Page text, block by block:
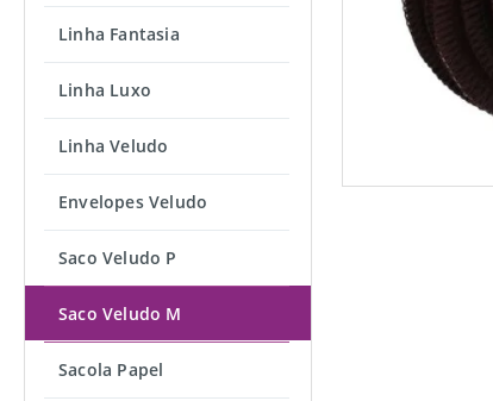
Linha Fantasia
Linha Luxo
Linha Veludo
Envelopes Veludo
Saco Veludo P
Saco Veludo M
Sacola Papel